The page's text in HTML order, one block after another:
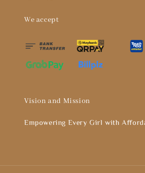
We accept
Vision and Mission
Empowering Every Girl with